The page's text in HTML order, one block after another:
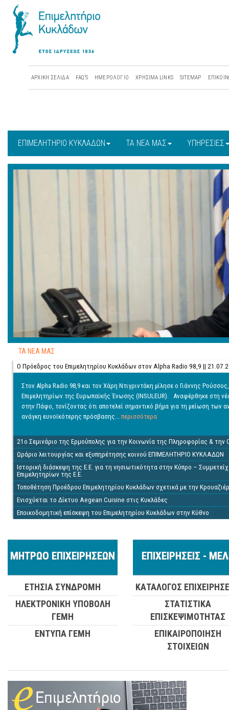
ΑΡΧΙΚΗ ΣΕΛΙΔΑ FAQ'S ΗΜΕΡΟΛΟΓΙΟ ΧΡΗΣΙΜΑ LINKS SITEMAP
ΕΠΙΜΕΛΗΤΗΡΙΟ ΚΥΚΛΑΔΩΝ ΤΑ ΝΕΑ ΜΑΣ ΥΠΗΡΕΣΙΕΣ
ΤΑ ΝΕΑ ΜΑΣ
Ο Πρόεδρος του Επιμελητηρίου Κυκλάδων στον Alpha Radio 98,9 ||
Στον Alpha Radio 98,9 και τον Χάρη Ντιγριντάκη μίλησε ο Γιάννης
Επιμελητηρίων της Ευρωπαϊκής Ένωσης (INSULEUR). Αναφέρθηκε στη
στην Πάφο, τονίζοντας ότι αποτελεί σημαντικό βήμα για τη μείωση των
ανάγκη ευνοϊκότερης πρόσβασης... περισσότερα
21ο Σεμινάριο της Ερμούπολης για την Κοινωνία της Πληροφορίας & την
Ωράριο λειτουργίας και εξυπηρέτησης κοινού ΕΠΙΜΕΛΗΤΗΡΙΟ ΚΥΚΛΑΔΩΝ
Ιστορική διάσκεψη της Ε.Ε. για τη νησιωτικότητα στην Κύπρο –
Επιμελητηρίων της Ε.Ε.
Τοποθέτηση Προέδρου Επιμελητηρίου Κυκλάδων σχετικά με την
Ενισχύεται το Δίκτυο Aegean Cuisine στις Κυκλάδες
Εποικοδομητική επίσκεψη του Επιμελητηρίου Κυκλάδων στην Κύθνο
ΜΗΤΡΩΟ ΕΠΙΧΕΙΡΗΣΕΩΝ
ΕΤΗΣΙΑ ΣΥΝΔΡΟΜΗ
ΗΛΕΚΤΡΟΝΙΚΗ ΥΠΟΒΟΛΗ
ΓΕΜΗ
ΕΝΤΥΠΑ ΓΕΜΗ
ΕΠΙΧΕΙΡΗΣΕΙΣ -
ΚΑΤΑΛΟΓΟΣ
ΣΤΑΤΙΣΤΙΚΑ
ΕΠΙΣΚΕΨΙΜΟΤΗΤΑΣ
ΕΠΙΚΑΙΡΟΠΟΙΗΣΗ
ΣΤΟΙΧΕΙΩΝ